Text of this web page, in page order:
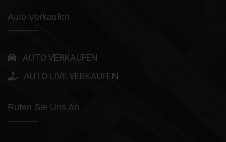
Auto Verkaufen
AUTO VERKAUFEN
AUTO LIVE VERKAUFEN
Rufen Sie Uns An